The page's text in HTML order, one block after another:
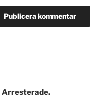
Arresterade.